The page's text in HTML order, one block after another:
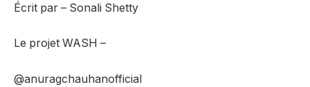
Écrit par – Sonali Shetty
Le projet WASH –
@anuragchauhanofficial